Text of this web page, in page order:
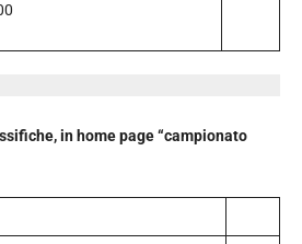
in home page “campionato